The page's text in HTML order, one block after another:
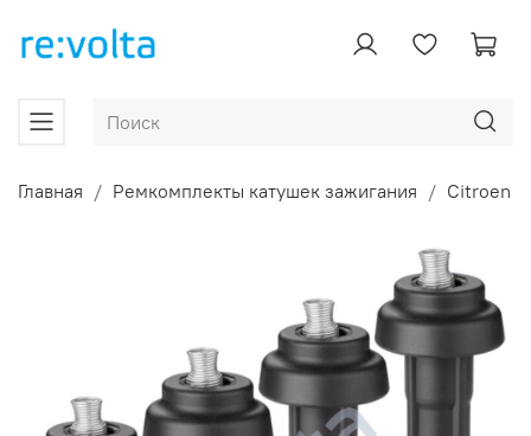
Главная Ремкомплекты катушек зажигания Citroen